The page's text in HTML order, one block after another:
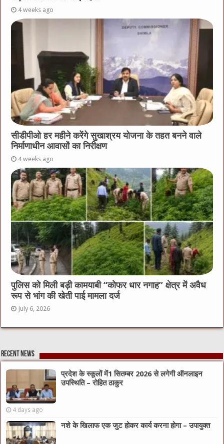
4 weeks ago
सीडीपीओ हर महीने करेंगे सुखाश्रय योजना के तहत बनने वाले
निर्माणाधीन आवासों का निरीक्षण
4 weeks ago
पुलिस को मिली बड़ी कामयाबी “कोफर धार नगाह” क्षेत्र में अवैध
रूप से भांग की खेती पाई मामला दर्ज
July 6, 2026
Recent News
प्रदेश के स्कूलों में1 सितम्बर 2026 से लगेगी ऑनलाइन
उपस्थिति – रोहित ठाकुर
4 days ago
नशे के खिलाफ एक जुट होकर कार्य करना होगा – उपायुक्त